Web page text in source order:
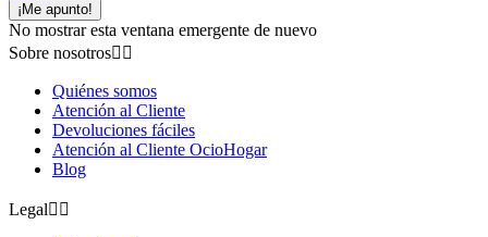
¡Me apunto!
No mostrar esta ventana emergente de nuevo
Sobre nosotros 
Quiénes somos
Atención al Cliente
Devoluciones fáciles
Atención al Cliente OcioHogar
Blog
Legal 